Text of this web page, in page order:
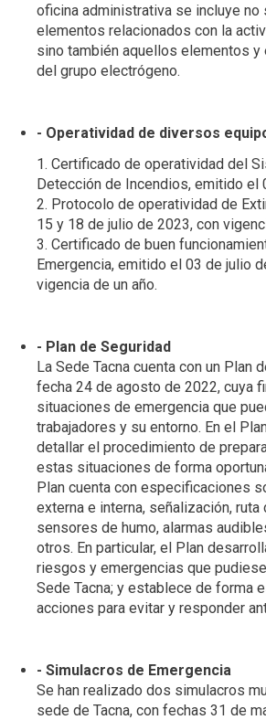
oficina administrativa se incluye no
elementos relacionados con la
sino también aquellos elementos y
del grupo electrógeno.
- Operatividad de diversos
1. Certificado de operatividad del
Detección de Incendios, emitido el
2. Protocolo de operatividad de
15 y 18 de julio de 2023, con
3. Certificado de buen
Emergencia, emitido el 03 de julio
vigencia de un año.
- Plan de Seguridad
La Sede Tacna cuenta con un Plan
fecha 24 de agosto de 2022, cuya
situaciones de emergencia que
trabajadores y su entorno. En el
detallar el procedimiento de
estas situaciones de forma
Plan cuenta con especificaciones
externa e interna, señalización, ruta
sensores de humo, alarmas
otros. En particular, el Plan
riesgos y emergencias que
Sede Tacna; y establece de forma
acciones para evitar y responder
- Simulacros de Emergencia
Se han realizado dos simulacros
sede de Tacna, con fechas 31 de